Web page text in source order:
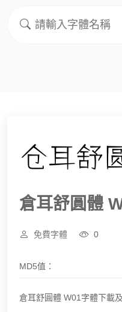
倉耳舒圓體
免費字體 0
MD5值：
倉耳舒圓體 W01字體下載